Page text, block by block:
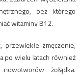
bez którego
witaminy B12.
zmęczenie,
po wielu latach również
żołądka.